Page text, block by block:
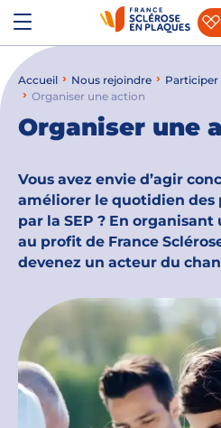
Aller au contenu
Aller à la recherche
Qui sommes-nous ?
Comprendre la SEP
S’informer sur la recherche
Nous rejoindre
Actualités
Espace presse
Accueil Nous rejoindre
Participer
Organiser une action
Organiser une
Vous avez envie d’agir
améliorer le quotidien des
par la SEP ? En
au profit de France
devenez un acteur du